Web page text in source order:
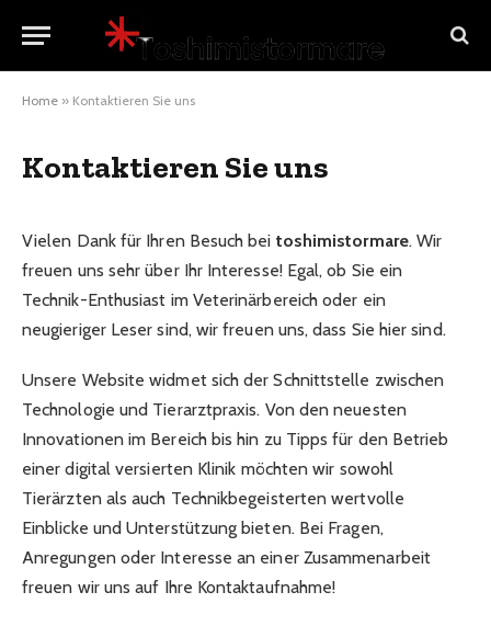
Home » Kontaktieren Sie uns
Kontaktieren Sie uns
Vielen Dank für Ihren Besuch bei toshimistormare. Wir
freuen uns sehr über Ihr Interesse! Egal, ob Sie ein
Technik-Enthusiast im Veterinärbereich oder ein
neugieriger Leser sind, wir freuen uns, dass Sie hier sind.
Unsere Website widmet sich der Schnittstelle zwischen
Technologie und Tierarztpraxis. Von den neuesten
Innovationen im Bereich bis hin zu Tipps für den Betrieb
einer digital versierten Klinik möchten wir sowohl
Tierärzten als auch Technikbegeisterten wertvolle
Einblicke und Unterstützung bieten. Bei Fragen,
Anregungen oder Interesse an einer Zusammenarbeit
freuen wir uns auf Ihre Kontaktaufnahme!